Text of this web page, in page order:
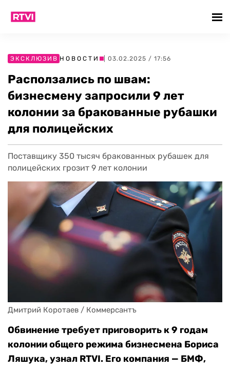
ЭКСКЛЮЗИВ НОВОСТИ | 03.02.2025 / 17:56
Расползались по швам:
бизнесмену запросили 9 лет
колонии за бракованные рубашки
для полицейских
Поставщику 350 тысяч бракованных рубашек для
полицейских грозит 9 лет колонии
Дмитрий Коротаев / Коммерсантъ
Обвинение требует приговорить к 9 годам
колонии общего режима бизнесмена Бориса
Ляшука, узнал RTVI. Его компания — БМФ,